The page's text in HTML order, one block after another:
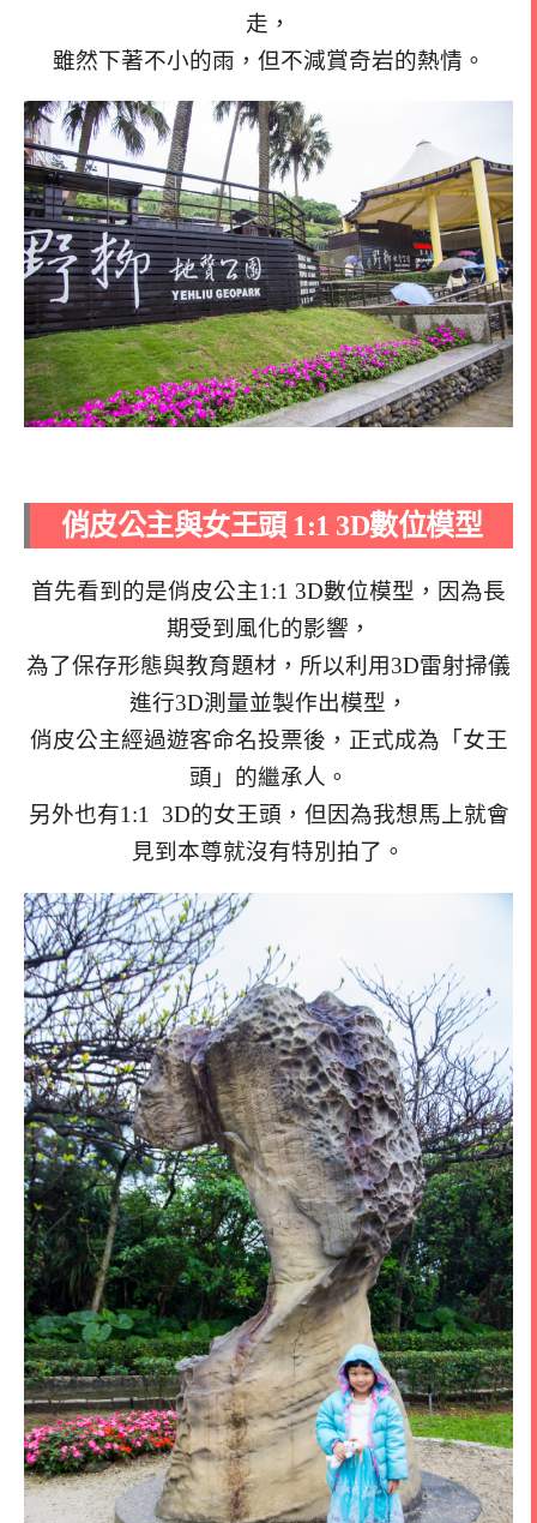
走，
雖然下著不小的雨，但不減賞奇岩的熱情。
俏皮公主與女王頭 1:1 3D數位模型
首先看到的是俏皮公主1:1 3D數位模型，因為長
期受到風化的影響，
為了保存形態與教育題材，所以利用3D雷射掃儀
進行3D測量並製作出模型，
俏皮公主經過遊客命名投票後，正式成為「女王
頭」的繼承人。
另外也有1:1 3D的女王頭，但因為我想馬上就會
見到本尊就沒有特別拍了。